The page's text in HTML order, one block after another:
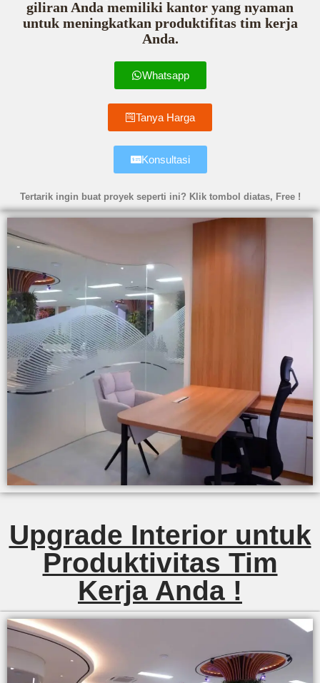
giliran Anda memiliki kantor yang nyaman
untuk meningkatkan produktifitas tim kerja
Anda.
Whatsapp
Tanya Harga
Konsultasi
Tertarik ingin buat proyek seperti ini? Klik tombol diatas, Free !
Upgrade Interior untuk
Produktivitas Tim
Kerja Anda !